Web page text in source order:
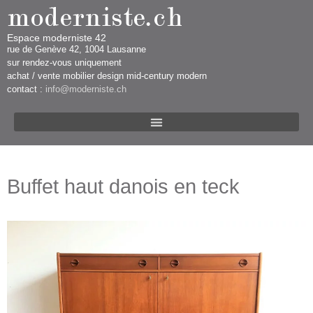
Espace moderniste 42
rue d​​​​e Genève 42, 1004 Lausanne​​
sur rendez-vous uniquement ​​​
​achat / vente mobilier design mid-century modern
contact : info@moderniste.ch
Buffet haut danois en teck